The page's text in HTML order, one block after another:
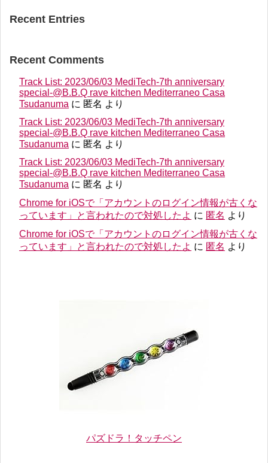
Recent Entries
Recent Comments
Track List: 2023/06/03 MediTech-7th anniversary
special-@B.B.Q rave kitchen Mediterraneo Casa
Tsudanuma に 匿名 より
Track List: 2023/06/03 MediTech-7th anniversary
special-@B.B.Q rave kitchen Mediterraneo Casa
Tsudanuma に 匿名 より
Track List: 2023/06/03 MediTech-7th anniversary
special-@B.B.Q rave kitchen Mediterraneo Casa
Tsudanuma に 匿名 より
Chrome for iOSで「アカウントのログイン情報が古くな
っています」と言われたので対処したよ に 匿名 より
Chrome for iOSで「アカウントのログイン情報が古くな
っています」と言われたので対処したよ に 匿名 より
パズドラ！タッチペン